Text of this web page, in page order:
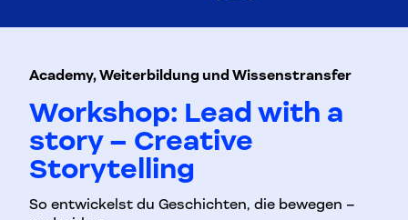
Academy, Weiterbildung und Wissenstransfer
Workshop: Lead with a
story – Creative
Storytelling
So entwickelst du Geschichten, die bewegen –